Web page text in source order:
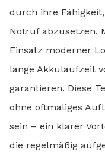
durch ihre
Notruf abzusetzen.
Einsatz moderner
lange Akkulaufzeit
garantieren. Diese
ohne oftmaliges
sein – ein klarer
die regelmäßig